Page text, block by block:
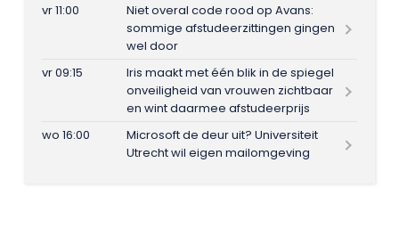
vr 11:00
Niet overal code rood op Avans:
sommige afstudeerzittingen gingen
wel door
vr 09:15
Iris maakt met één blik in de spiegel
onveiligheid van vrouwen zichtbaar
en wint daarmee afstudeerprijs
wo 16:00
Microsoft de deur uit? Universiteit
Utrecht wil eigen mailomgeving